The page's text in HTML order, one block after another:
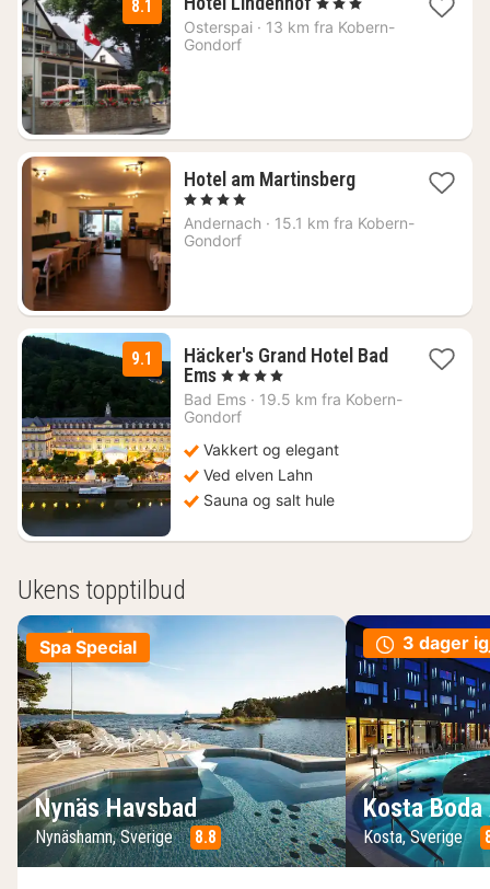
8.1
netter
Osterspai · 13 km fra Kobern-
Gondorf
Hotel am Martinsberg1
fra
, 4 Stjerner
Andernach · 15.1 km fra Kobern-
Gondorf
9.1
Häcker's Grand Hotel Bad
Ems1
natt
fra
kr.
, 4 Stjerner
Bad Ems · 19.5 km fra Kobern-
Gondorf
Vakkert og elegant
Ved elven Lahn
Sauna og salt hule
Ukens topptilbud
Spa Special
Nynäs Havsbad
Nynäshamn, Sverige 8.8
3 dager
Kosta
Kosta, Sverige